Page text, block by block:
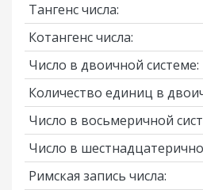
Тангенс числа:
Котангенс числа:
Число в двоичной системе:
Количество единиц в
Число в восьмеричной
Число в
Римская запись числа: